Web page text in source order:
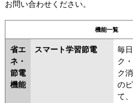
三菱電機 PLZ-
PLZ-
日立 RCI-
三菱重工
SSRJC63BJT
SSRC63BCT
東芝
お問い合わせください。
機能一覧
省エ
ネ・
節電
機能
スマート学習節電
毎
ク
ク
の
て